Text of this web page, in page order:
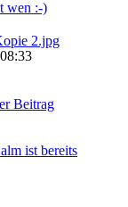
wen :-)
Beitrag
ist bereits